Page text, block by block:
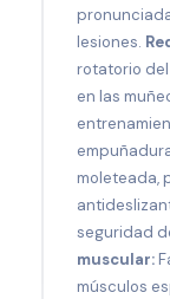
lesiones.
rotatorio
en las
moleteada,
seguridad
muscular:
músculos